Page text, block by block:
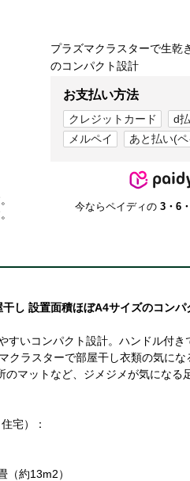
プラズマクラスターで生乾
のコンパクト設計
お支払い方法
クレジットカード d
メルペイ
あと払い(
今ならペイディの 3・6
し 設置面積ほぼA4サイズのコンパ
いコンパクト設計。ハンドル付き
ラスターで部屋干し衣類の気にな
マットなど、ジメジメが気にな
宅）：
（約13m2）